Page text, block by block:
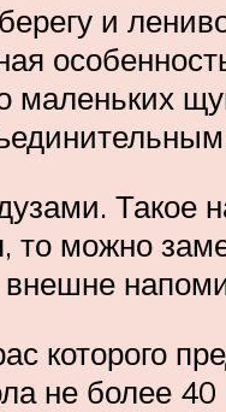
и
маленьких
Такое
можно
внешне
которого
не более 40